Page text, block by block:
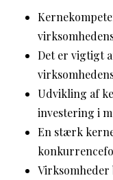
Det er vigtigt
Udvikling af
investering i
En stærk
Virksomheder